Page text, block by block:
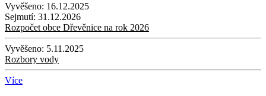
Vyvěšeno: 16.12.2025
Sejmutí: 31.12.2026
Rozpočet obce Dřevěnice na rok 2026
Vyvěšeno: 5.11.2025
Rozbory vody
Více